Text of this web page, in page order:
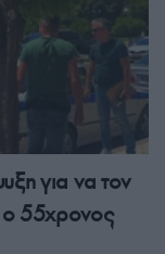
για να τον
55χρονος